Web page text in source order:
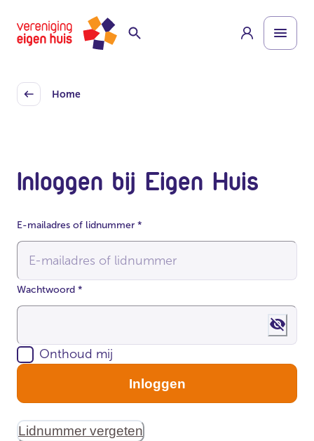
naar
hoofdinhoud
Homepage
Back
Home
Inloggen bij Eigen Huis
E-mailadres of lidnummer *
Wachtwoord *
Onthoud mij
Inloggen
Lidnummer vergeten